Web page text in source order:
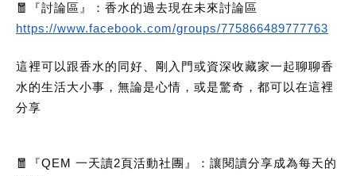
🧧『討論區』：香水的過去現在未來討論區
https://www.facebook.com/groups/775866489777763
這裡可以跟香水的同好、剛入門或資深收藏家一起聊聊香
水的生活大小事，無論是心情，或是驚奇，都可以在這裡
分享
🧧『QEM 一天讀2頁活動社團』：讓閱讀分享成為每天的